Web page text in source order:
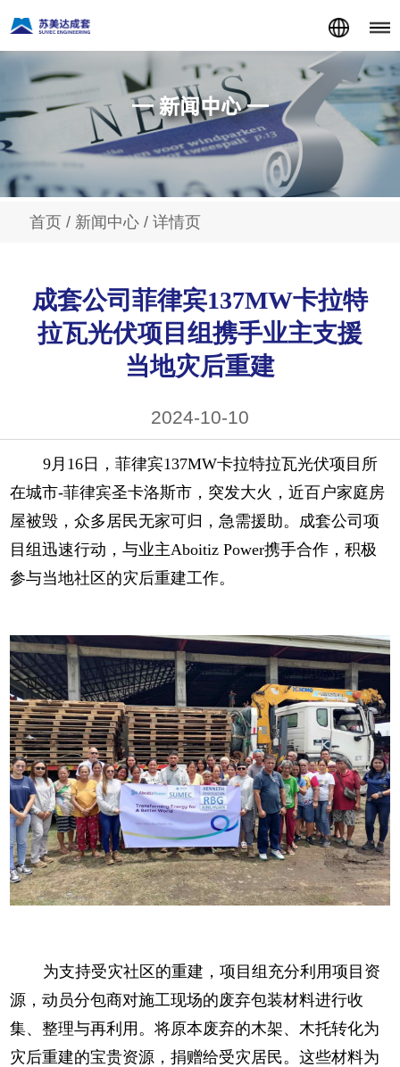
— 新闻中心 —
首页/ 新闻中心 / 详情页
成套公司菲律宾137MW卡拉特
拉瓦光伏项目组携手业主支援
当地灾后重建
2024-10-10
9月16日，菲律宾137MW卡拉特拉瓦光伏项目所
在城市-菲律宾圣卡洛斯市，突发大火，近百户家庭房
屋被毁，众多居民无家可归，急需援助。成套公司项
目组迅速行动，与业主Aboitiz Power携手合作，积极
参与当地社区的灾后重建工作。
为支持受灾社区的重建，项目组充分利用项目资
源，动员分包商对施工现场的废弃包装材料进行收
集、整理与再利用。将原本废弃的木架、木托转化为
灾后重建的宝贵资源，捐赠给受灾居民。这些材料为